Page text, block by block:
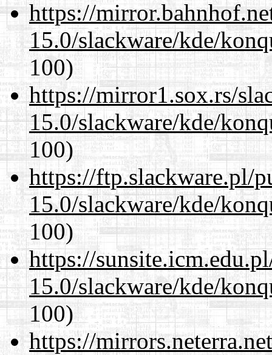
https://
15.0/slackware/kde/
100)
https://mirror1.sox.rs/
15.0/slackware/kde/
100)
https://ftp.slackware.pl/
15.0/slackware/kde/
100)
https://
15.0/slackware/kde/
100)
https://